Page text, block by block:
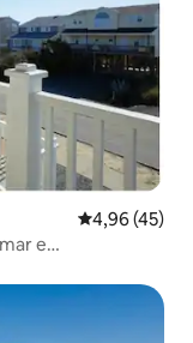
4,96 de uma
4,96 (45)
e